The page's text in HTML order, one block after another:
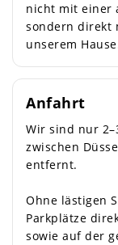
nicht mit einer
sondern direkt
unserem
Anfahrt
Wir sind nur
zwischen
entfernt.
Ohne lästigen
Parkplätze
sowie auf der